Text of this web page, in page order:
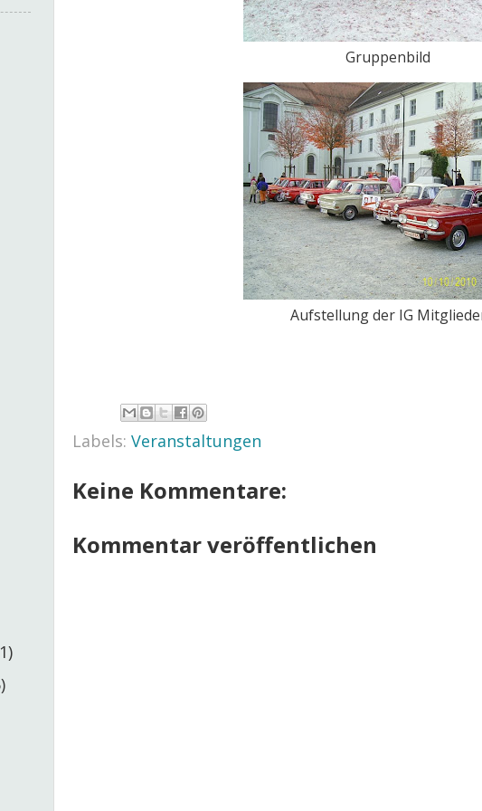
Gruppenbild
Aufstellung der IG
Labels: Veranstaltungen
Keine Kommentare:
Kommentar veröffentlichen